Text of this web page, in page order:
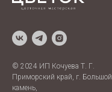
© 2024 ИП Кочуева Т. Г.
Приморский край, г. Большой
камень,